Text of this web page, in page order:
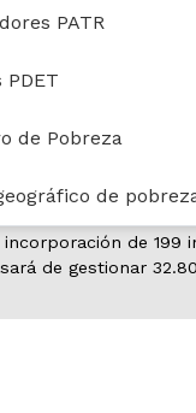
PATR
PDET
de Pobreza
de
e
territorio a
de 199
de gestionar